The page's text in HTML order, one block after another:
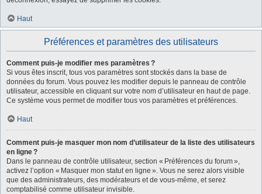
Haut
Préférences et paramètres des utilisateurs
Comment puis-je modifier mes paramètres ?
Si vous êtes inscrit, tous vos paramètres sont stockés dans la base de
données du forum. Vous pouvez les modifier depuis le panneau de contrôle
utilisateur, accessible en cliquant sur votre nom d’utilisateur en haut de page.
Ce système vous permet de modifier tous vos paramètres et préférences.
Haut
Comment puis-je masquer mon nom d’utilisateur de la liste des utilisateurs
en ligne ?
Dans le panneau de contrôle utilisateur, section « Préférences du forum »,
activez l’option « Masquer mon statut en ligne ». Vous ne serez alors visible
que des administrateurs, des modérateurs et de vous-même, et serez
comptabilisé comme utilisateur invisible.